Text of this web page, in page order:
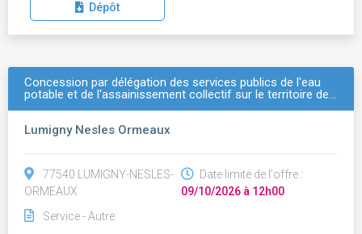
Dépôt
Concession par délégation des services publics de l'eau
potable et de l'assainissement collectif sur le territoire de…
Lumigny Nesles Ormeaux
77540 LUMIGNY-NESLES-
ORMEAUX
Service - Autre
Date limite de l'offre :
09/10/2026 à 12h00